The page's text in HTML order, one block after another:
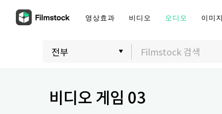
영상효과 비디오 오디오 이미
비디오 게임 03